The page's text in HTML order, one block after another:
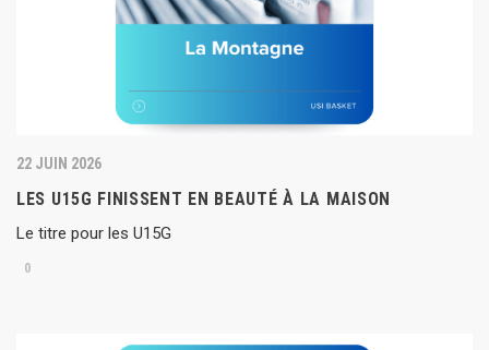
22 JUIN 2026
LES U15G FINISSENT EN BEAUTÉ À LA MAISON
Le titre pour les U15G
0